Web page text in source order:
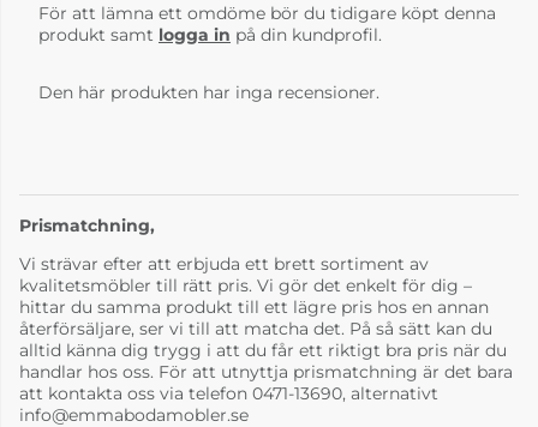
För att lämna ett omdöme bör du tidigare köpt denna
produkt samt logga in på din kundprofil.
Den här produkten har inga recensioner.
Prismatchning,
Vi strävar efter att erbjuda ett brett sortiment av
kvalitetsmöbler till rätt pris. Vi gör det enkelt för dig –
hittar du samma produkt till ett lägre pris hos en annan
återförsäljare, ser vi till att matcha det. På så sätt kan du
alltid känna dig trygg i att du får ett riktigt bra pris när du
handlar hos oss. För att utnyttja prismatchning är det bara
att kontakta oss via telefon 0471-13690, alternativt
info@emmabodamobler.se